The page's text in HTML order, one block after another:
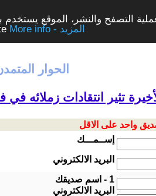
التصفح والنشر، الموقع
More info - المزيد
الحوار
تثير انتقادات زملائه
واحد على الاقل
إســمـــك
البريد الالكتروني
1 - اسم صديقك
البريد الالكتروني